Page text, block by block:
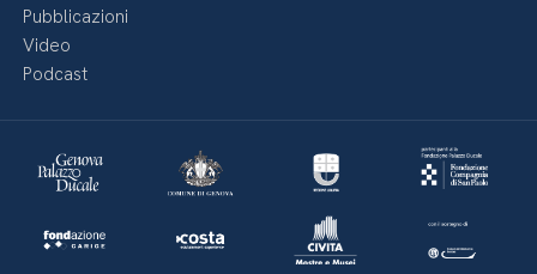
Pubblicazioni
Video
Podcast